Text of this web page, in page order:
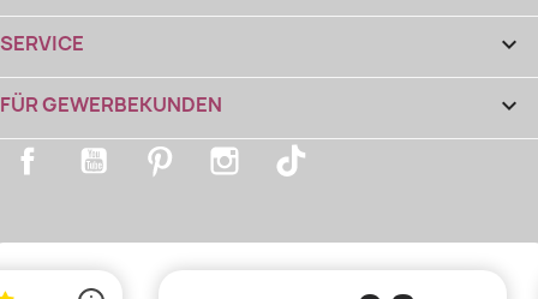
SERVICE 
FÜR GEWERBEKUNDEN 
Facebook YouTube Pinterest Instagram